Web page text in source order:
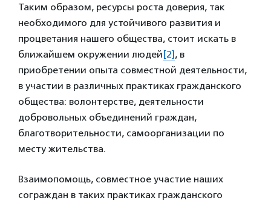
Таким образом, ресурсы роста доверия, так
необходимого для устойчивого развития и
процветания нашего общества, стоит искать в
ближайшем окружении людей[2], в
приобретении опыта совместной деятельности,
в участии в различных практиках гражданского
общества: волонтерстве, деятельности
добровольных объединений граждан,
благотворительности, самоорганизации по
месту жительства.
Взаимопомощь, совместное участие наших
сограждан в таких практиках гражданского